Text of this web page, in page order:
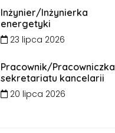
Inżynier/Inżynierka
energetyki
23 lipca 2026
Pracownik/Pracowniczka
sekretariatu kancelarii
20 lipca 2026